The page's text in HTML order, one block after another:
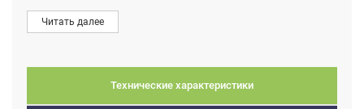
поршневой насос с пневмоприводом c коэффициентом
сжатия 5:1 для масла, артикул 15730,
раздачи масла (макс. давление 7,5 МПа); кронштейн
Читать далее
Технические характеристики